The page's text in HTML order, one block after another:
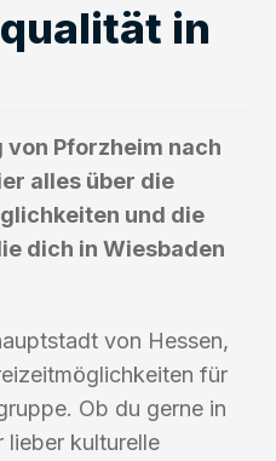
in
von Pforzheim nach
alles über die
und die
dich in Wiesbaden
von Hessen,
für
Ob du gerne in
lieber kulturelle